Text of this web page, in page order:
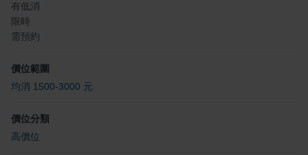
有低消
限時
需預約
價位範圍
均消 1500-3000 元
價位分類
高價位